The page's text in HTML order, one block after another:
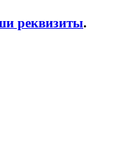
реквизиты.